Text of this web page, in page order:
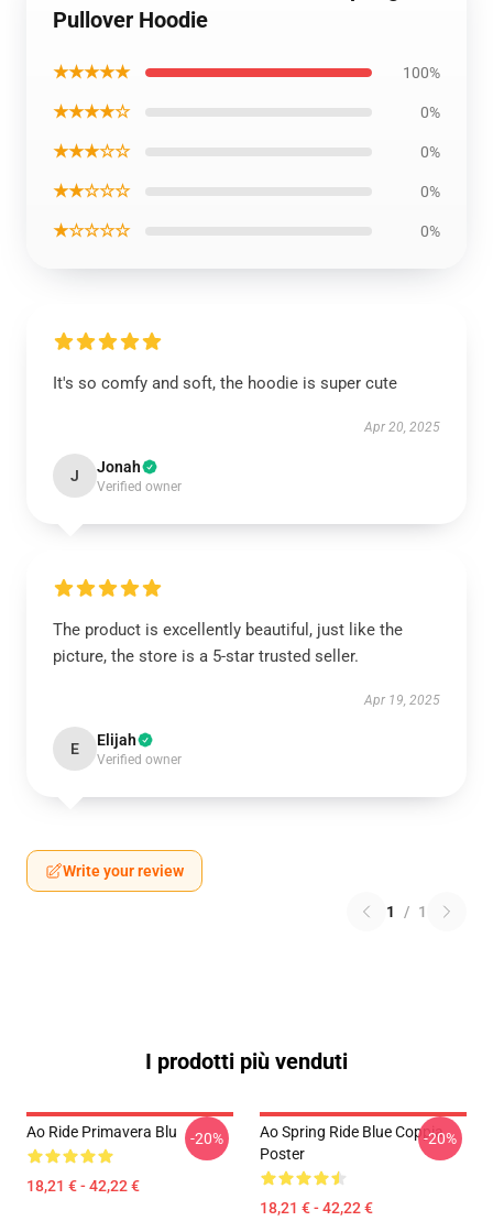
Pullover Hoodie
★★★★★ 100%
★★★★☆ 0%
★★★☆☆ 0%
★★☆☆☆ 0%
★☆☆☆☆ 0%
It's so comfy and soft, the hoodie is super cute
Apr 20, 2025
J Jonah
Verified owner
The product is excellently beautiful, just like the
picture, the store is a 5-star trusted seller.
Apr 19, 2025
E Elijah
Verified owner
Write your review
1 / 1
I prodotti più venduti
Ao Ride Primavera Blu
18,21 € - 42,22 €
-20%
Ao Spring Ride Blue Coppia
Poster
18,21 € - 42,22 €
-20%